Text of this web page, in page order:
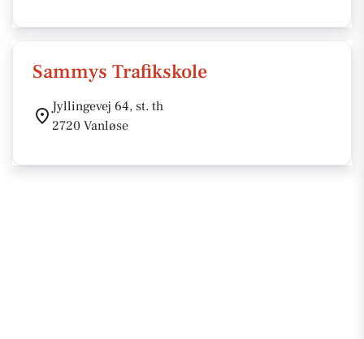
Sammys Trafikskole
Jyllingevej 64, st. th
2720 Vanløse